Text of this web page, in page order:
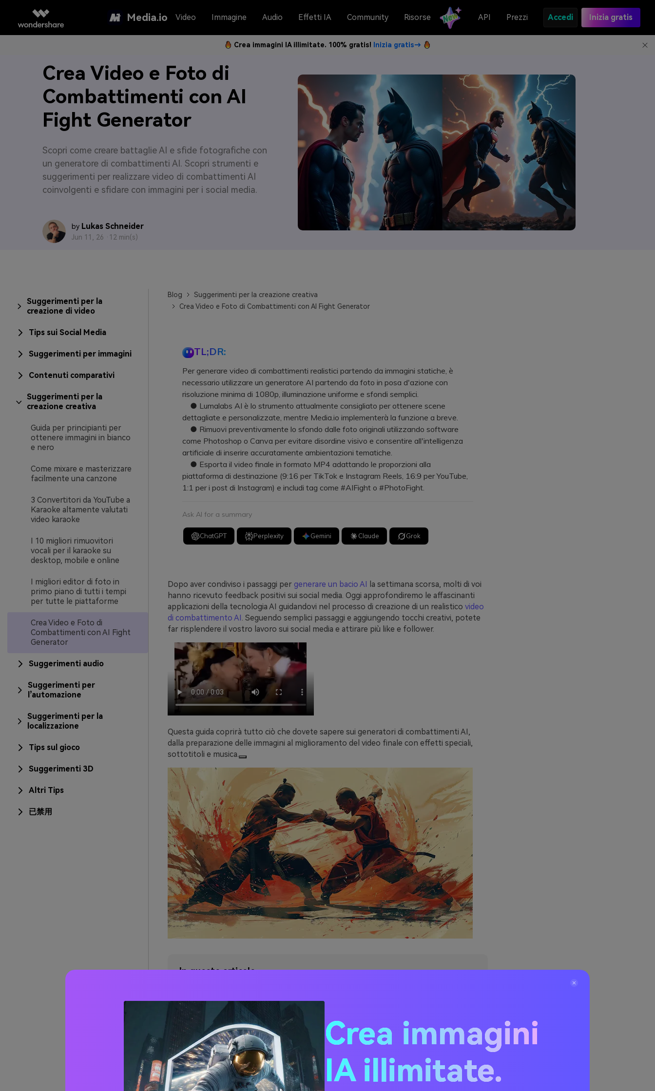
Media.io Video Immagine Audio Effetti IA Community Risorse API Prezzi Accedi Inizia gratis
Crea immagini IA illimitate. 100% gratis! Inizia gratis→
Crea Video e Foto di
Combattimenti con AI
Fight Generator
Scopri come creare battaglie AI e sfide fotografiche con
un generatore di combattimenti AI. Scopri strumenti e
suggerimenti per realizzare video di combattimenti AI
coinvolgenti e sfidare con immagini per i social media.
by Lukas Schneider
Jun 11, 26 · 12 min(s)
Suggerimenti per la
creazione di video
Tips sui Social Media
Suggerimenti per immagini
Contenuti comparativi
Suggerimenti per la
creazione creativa
Guida per principianti per
ottenere immagini in bianco
e nero
Come mixare e masterizzare
facilmente una canzone
3 Convertitori da YouTube a
Karaoke altamente valutati
video karaoke
I 10 migliori rimuovitori
vocali per il karaoke su
desktop, mobile e online
I migliori editor di foto in
primo piano di tutti i tempi
per tutte le piattaforme
Crea Video e Foto di
Combattimenti con AI Fight
Generator
Suggerimenti audio
Suggerimenti per
l’automazione
Suggerimenti per la
localizzazione
Tips sul gioco
Suggerimenti 3D
Altri Tips
已禁用
Blog
Suggerimenti per la creazione creativa
Crea Video e Foto di Combattimenti con AI Fight Generator
TL;DR:
Per generare video di combattimenti realistici partendo da immagini statiche, è
necessario utilizzare un generatore AI partendo da foto in posa d'azione con
risoluzione minima di 1080p, illuminazione uniforme e sfondi semplici.
● Lumalabs AI è lo strumento attualmente consigliato per ottenere scene
dettagliate e personalizzate, mentre Media.io implementerà la funzione a breve.
● Rimuovi preventivamente lo sfondo dalle foto originali utilizzando software
come Photoshop o Canva per evitare disordine visivo e consentire all'intelligenza
artificiale di inserire accuratamente ambientazioni tematiche.
● Esporta il video finale in formato MP4 adattando le proporzioni alla
piattaforma di destinazione (9:16 per TikTok e Instagram Reels, 16:9 per YouTube,
1:1 per i post di Instagram) e includi tag come #AIFight o #PhotoFight.
Ask AI for a summary
ChatGPT Perplexity Gemini Claude Grok
Dopo aver condiviso i passaggi per generare un bacio AI la settimana scorsa, molti di voi
hanno ricevuto feedback positivi sui social media. Oggi approfondiremo le affascinanti
applicazioni della tecnologia AI guidandovi nel processo di creazione di un realistico video
di combattimento AI. Seguendo semplici passaggi e aggiungendo tocchi creativi, potete
far risplendere il vostro lavoro sui social media e attirare più like e follower.
Questa guida coprirà tutto ciò che dovete sapere sui generatori di combattimenti AI,
dalla preparazione delle immagini al miglioramento del video finale con effetti speciali,
sottotitoli e musica.
In questo articolo
Come Preparare il tuo Video di Combattimento AI
Creare un Combattimento tra Immagini con un Generatore di Combattimenti
AI: Guida Passo Passo
Migliorare il tuo Video di Combattimento AI per una Maggiore Coinvolgimento
Condividere il tuo Video di Combattimento AI sui Social Media
Conclusione
Crea immagini
IA illimitate.